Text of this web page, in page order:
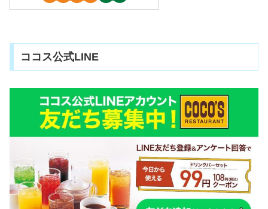
ココス公式LINE